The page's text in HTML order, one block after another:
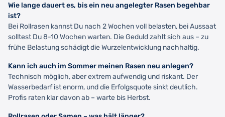
Wie lange dauert es, bis ein neu angelegter Rasen begehbar
ist?
Bei Rollrasen kannst Du nach 2 Wochen voll belasten, bei Aussaat
solltest Du 8-10 Wochen warten. Die Geduld zahlt sich aus – zu
frühe Belastung schädigt die Wurzelentwicklung nachhaltig.
Kann ich auch im Sommer meinen Rasen neu anlegen?
Technisch möglich, aber extrem aufwendig und riskant. Der
Wasserbedarf ist enorm, und die Erfolgsquote sinkt deutlich.
Profis raten klar davon ab – warte bis Herbst.